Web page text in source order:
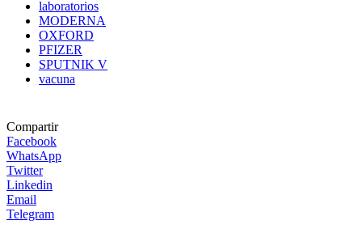
laboratorios
MODERNA
OXFORD
PFIZER
SPUTNIK V
vacuna
Compartir
Facebook
WhatsApp
Twitter
Linkedin
Email
Telegram